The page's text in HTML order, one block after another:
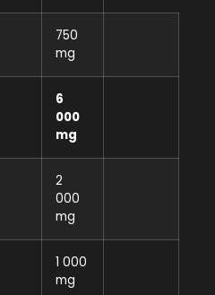
750
mg
6
000
mg
2
000
mg
1 000
mg